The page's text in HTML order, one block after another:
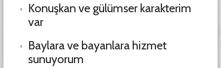
Konuşkan ve gülümser karakterim
var
Baylara ve bayanlara hizmet
sunuyorum